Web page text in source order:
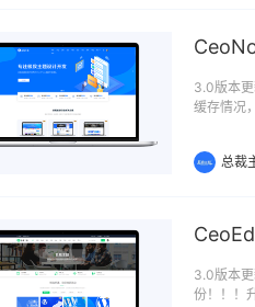
3.0版本
缓存情况
总裁
3.0版本
份！！！